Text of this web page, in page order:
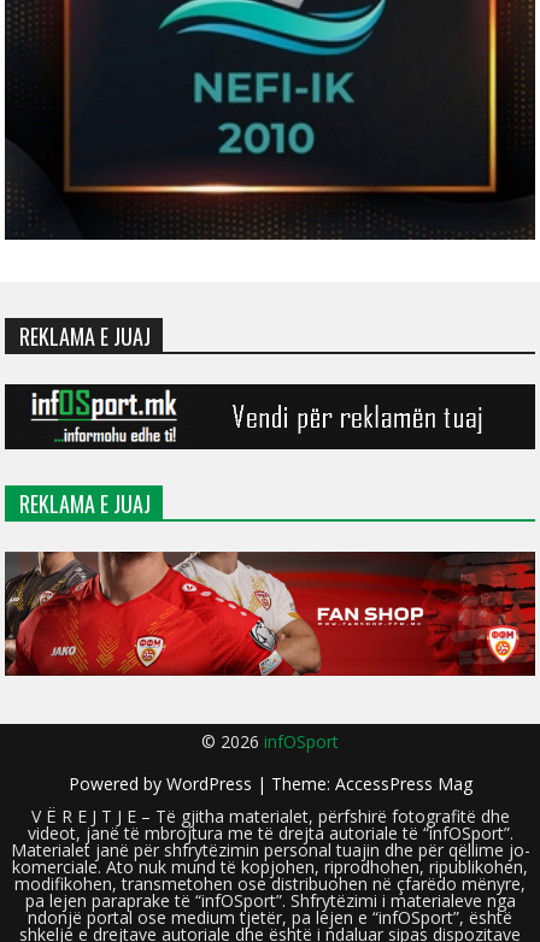
REKLAMA E JUAJ
REKLAMA E JUAJ
© 2026 infOSport
Powered by WordPress | Theme: AccessPress Mag
V Ë R E J T J E – Të gjitha materialet, përfshirë fotografitë dhe
videot, janë të mbrojtura me të drejta autoriale të “infOSport”.
Materialet janë për shfrytëzimin personal tuajin dhe për qëllime jo-
komerciale. Ato nuk mund të kopjohen, riprodhohen, ripublikohen,
modifikohen, transmetohen ose distribuohen në çfarëdo mënyre,
pa lejen paraprake të “infOSport”. Shfrytëzimi i materialeve nga
ndonjë portal ose medium tjetër, pa lejen e “infOSport”, është
shkelje e drejtave autoriale dhe është i ndaluar sipas dispozitave